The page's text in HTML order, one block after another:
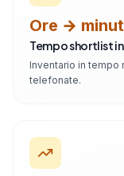
Ore →
Tempo shortlist
Inventario in tempo
telefonate.